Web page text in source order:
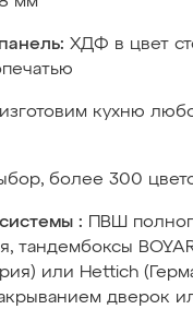
ХДФ в цвет
изготовим кухню
более 300
:
ПВШ
тандембоксы
или Hettich
дверок